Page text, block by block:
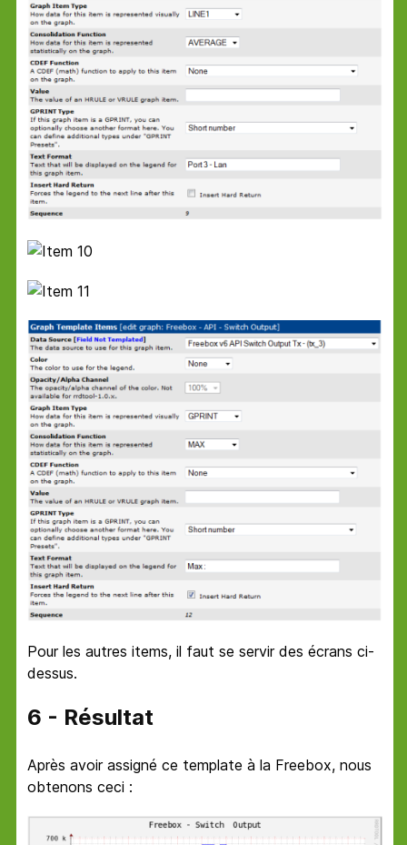
Pour les autres items, il faut se servir des écrans ci-
dessus.
6 - Résultat
Après avoir assigné ce template à la Freebox, nous
obtenons ceci :